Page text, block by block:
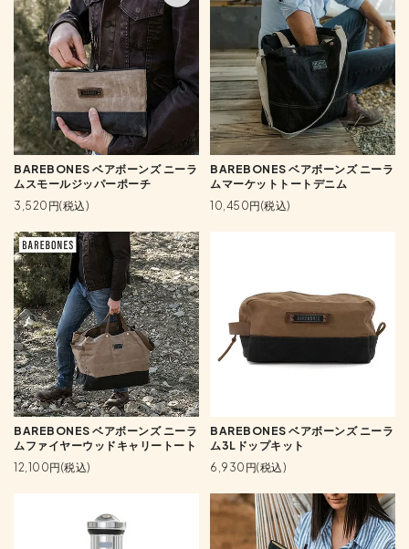
BAREBONES ベアボーンズ ニーラ
ムスモールジッパーポーチ
3,520円(税込)
BAREBONES ベアボーンズ ニーラ
ムマーケットトートデニム
10,450円(税込)
BAREBONES ベアボーンズ ニーラ
ムファイヤーウッドキャリートート
12,100円(税込)
BAREBONES ベアボーンズ ニーラ
ム3Lドップキット
6,930円(税込)